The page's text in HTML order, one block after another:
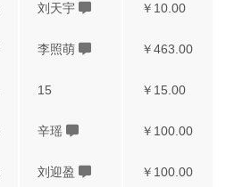
刘天宇 ￥10.00
李照萌 ￥463.00
15 ￥15.00
辛瑶 ￥100.00
刘迎盈 ￥100.00